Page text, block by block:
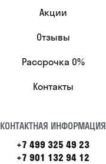
Акции
Отзывы
Рассрочка 0%
Контакты
КОНТАКТНАЯ ИНФОРМАЦИЯ
+7 499 325 49 23
+7 901 132 94 12